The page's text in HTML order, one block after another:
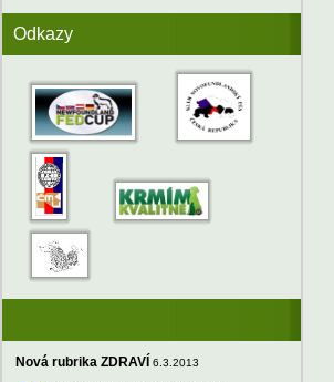
Odkazy
Nová rubrika ZDRAVÍ 6.3.2013